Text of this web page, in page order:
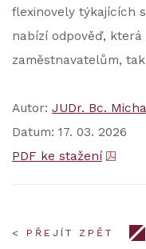
flexinovely týkajících
nabízí odpověď,
zaměstnavatelům,
Autor: JUDr. Bc.
Datum: 17. 03. 2026
PDF ke stažení
< PŘEJÍT ZPĚT